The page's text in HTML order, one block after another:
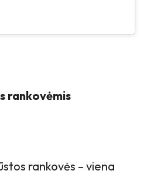
rankovėmis
rankovės – viena